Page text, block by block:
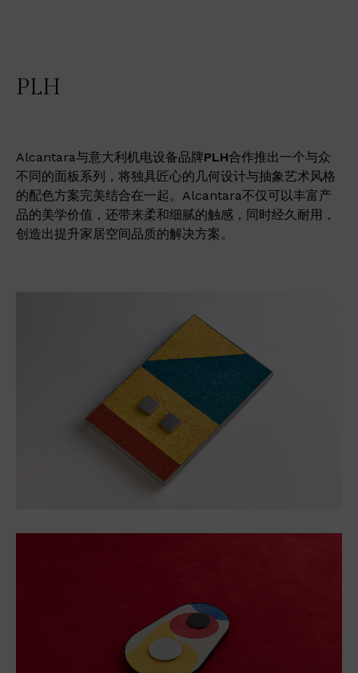
PLH
Alcantara与意大利机电设备品牌PLH合作推出一个与众
不同的面板系列，将独具匠心的几何设计与抽象艺术风格
的配色方案完美结合在一起。Alcantara不仅可以丰富产
品的美学价值，还带来柔和细腻的触感，同时经久耐用，
创造出提升家居空间品质的解决方案。